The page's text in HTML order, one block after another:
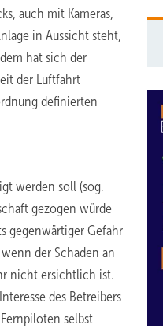
auch mit Kameras,
in Aussicht steht,
hat sich der
der Luftfahrt
definierten
werden soll (sog.
gezogen würde
gegenwärtiger Gefahr
der Schaden an
nicht ersichtlich ist.
des Betreibers
selbst